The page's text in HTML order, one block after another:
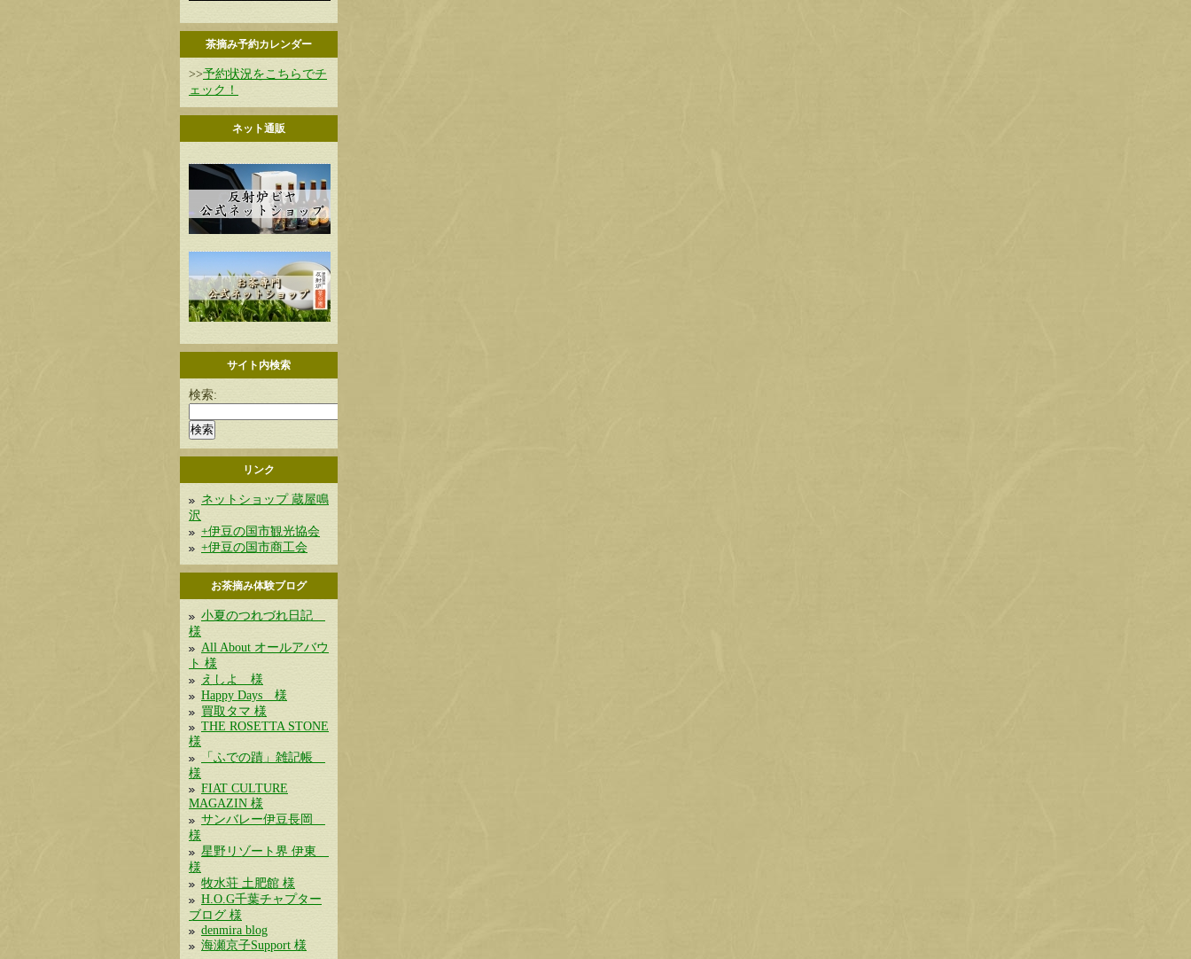
茶摘み予約カレンダー
>>予約状況をこちらでチ
ェック！
ネット通販
サイト内検索
検索:
リンク
ネットショップ 蔵屋鳴
沢
+伊豆の国市観光協会
+伊豆の国市商工会
お茶摘み体験ブログ
小夏のつれづれ日記
様
All About オールアバウ
ト 様
えしよ 様
Happy Days 様
買取タマ 様
THE ROSETTA STONE
様
「ふでの蹟」雑記帳
様
FIAT CULTURE
MAGAZIN 様
サンバレー伊豆長岡
様
星野リゾート界 伊東
様
牧水荘 土肥館 様
H.O.G千葉チャプター
ブログ 様
denmira blog
海瀬京子Support 様